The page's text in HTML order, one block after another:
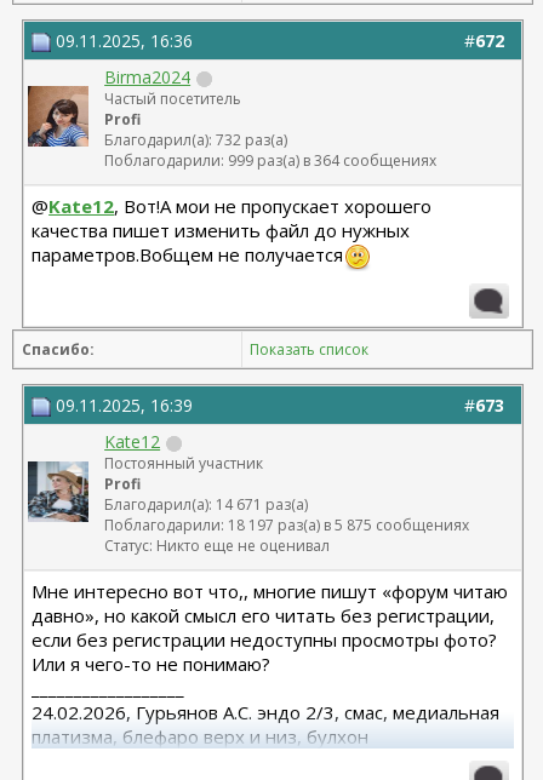
#672
09.11.2025, 16:36
Birma2024
Частый посетитель
Profi
Благодарил(а): 732 раз(а)
Поблагодарили: 999 раз(а) в 364 сообщениях
@Kate12, Вот!А мои не пропускает хорошего
качества пишет изменить файл до нужных
параметров.Вобщем не получается
Спасибо: Показать список
#673
09.11.2025, 16:39
Kate12
Постоянный участник
Profi
Благодарил(а): 14 671 раз(а)
Поблагодарили: 18 197 раз(а) в 5 875 сообщениях
Статус: Никто еще не оценивал
Мне интересно вот что,, многие пишут «форум читаю
давно», но какой смысл его читать без регистрации,
если без регистрации недоступны просмотры фото?
Или я чего-то не понимаю?
24.02.2026, Гурьянов А.С. эндо 2/3, смас, медиальная
платизма, блефаро верх и низ, булхон